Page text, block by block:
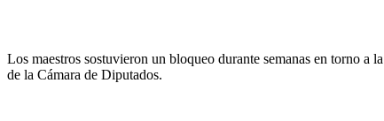
Los maestros sostuvieron un bloqueo durante semanas en torno a
de la Cámara de Diputados.